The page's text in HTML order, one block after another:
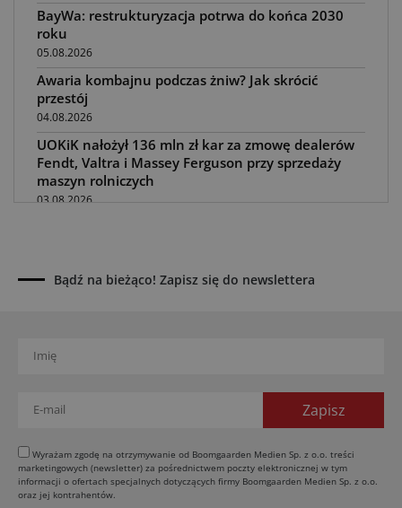
BayWa: restrukturyzacja potrwa do końca 2030
roku
05.08.2026
Awaria kombajnu podczas żniw? Jak skrócić
przestój
04.08.2026
UOKiK nałożył 136 mln zł kar za zmowę dealerów
Fendt, Valtra i Massey Ferguson przy sprzedaży
maszyn rolniczych
03.08.2026
Rzepak hybrydowy: sposób na wyższą rentowność
01.08.2026
31.07.2026
Kukurydza w Polsce: aktualny stan plantacji
30.07.2026
Amazone ZG-TX precyzyjniejszy rozsiewacz
29.07.2026
Bądź na bieżąco! Zapisz się do newslettera
Wyrażam zgodę na otrzymywanie od Boomgaarden Medien Sp. z o.o. treści
marketingowych (newsletter) za pośrednictwem poczty elektronicznej w tym
informacji o ofertach specjalnych dotyczących firmy Boomgaarden Medien Sp. z o.o.
oraz jej kontrahentów.